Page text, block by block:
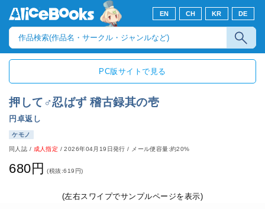
EN CH KR DE
PC版サイトで見る
押して♂忍ばず 稽古録其の壱
円卓返し
ケモノ
同人誌 / 成人指定 /2026年04月19日発行 / メール便容量:約20%
680円 (税抜:619円)
(左右スワイプでサンプルページを表示)